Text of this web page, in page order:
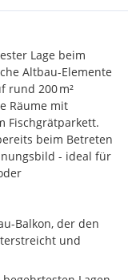
Lage beim
Altbau-Elemente
rund 200 m²
Räume mit
Fischgrätparkett.
beim Betreten
- ideal für
Balkon, der den
und
für kurze